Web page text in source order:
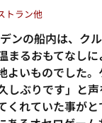
トラン他
ンの船内は、ク
まるおもてなし
よいものでした
しぶりです」と
くれていた事がと